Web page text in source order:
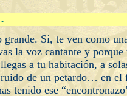
grande. Sí, te ven como
la voz cantante y porque
a tu habitación, a
de un petardo… en el
tenido ese